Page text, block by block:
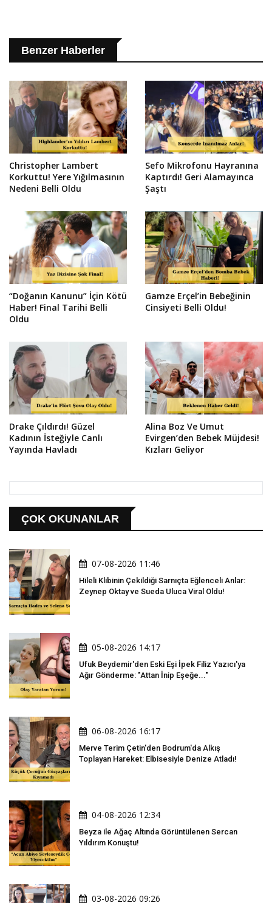
Benzer Haberler
Christopher Lambert
Korkuttu! Yere Yığılmasının
Nedeni Belli Oldu
Sefo Mikrofonu Hayranına
Kaptırdı! Geri Alamayınca
Şaştı
“Doğanın Kanunu” İçin Kötü
Haber! Final Tarihi Belli
Oldu
Gamze Erçel’in Bebeğinin
Cinsiyeti Belli Oldu!
Drake Çıldırdı! Güzel
Kadının İsteğiyle Canlı
Yayında Havladı
Alina Boz Ve Umut
Evirgen’den Bebek Müjdesi!
Kızları Geliyor
ÇOK OKUNANLAR
07-08-2026 11:46
Hileli Klibinin Çekildiği Sarnıçta Eğlenceli Anlar:
Zeynep Oktay ve Sueda Uluca Viral Oldu!
05-08-2026 14:17
Ufuk Beydemir'den Eski Eşi İpek Filiz Yazıcı'ya
Ağır Gönderme: "Attan İnip Eşeğe..."
06-08-2026 16:17
Merve Terim Çetin'den Bodrum'da Alkış
Toplayan Hareket: Elbisesiyle Denize Atladı!
04-08-2026 12:34
Beyza ile Ağaç Altında Görüntülenen Sercan
Yıldırım Konuştu!
03-08-2026 09:26